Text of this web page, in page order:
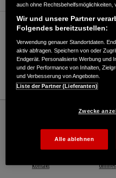
Verkauf /
08039/3776
E-Mail
Rasen und Garten
HONDA Deutschland Offizielle Website |
Kontakt
auch ohne Rechtsbehelfsmöglichkeiten,
Wir und unsere Partner
Folgendes bereitzustellen:
Verwendung genauer Standortdaten.
aktiv abfragen. Speichern von oder
Endgerät. Personalisierte Werbung und
und der Performance von Inhalten,
und Verbesserung von Angeboten.
Liste der Partner (Lieferanten)
Zwecke
Alle ablehnen